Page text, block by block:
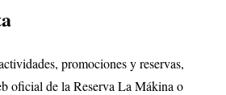
promociones y reservas,
oficial de la Reserva La Mákina o